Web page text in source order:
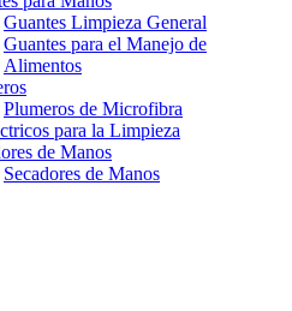
Guantes Limpieza General
Guantes para el Manejo de
Alimentos
Plumeros de Microfibra
para la Limpieza
de Manos
Secadores de Manos